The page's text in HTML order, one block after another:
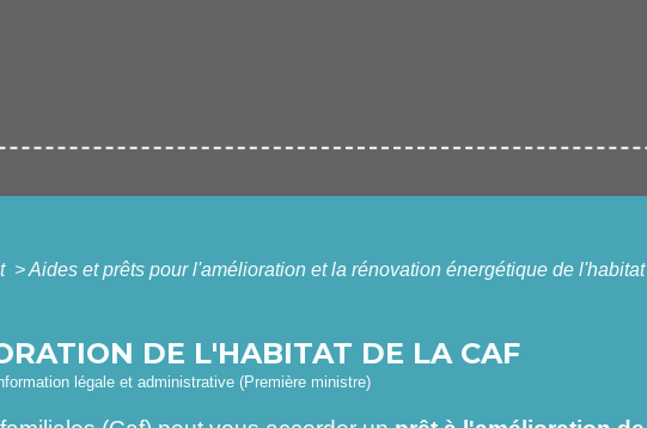
>Aides et prêts pour l'amélioration et la rénovation énergétique de l'habitat
DE L'HABITAT DE LA CAF
légale et administrative (Première ministre)